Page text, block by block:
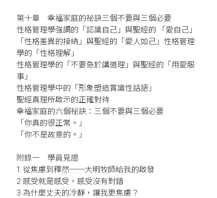
第十章 幸福家庭的祕訣三個不要與三個必要
性格管理學強調的「認識自己」與聖經的 「愛自己」
「性格差異的接納」與聖經的「愛人如己」性格管理
學的「性格理解」
性格管理學的「不要急於講道理」與聖經的「用愛服
事」
性格管理學中的「形象塑造賞識性話語」
聖經真理所啟示的正確對待
幸福家庭的六個祕訣：三個不要與三個必要
「你真的很正常。」
「你不是故意的。」
附錄一 學員見證
1 從焦慮到釋然──大明牧師給我的啟發
2 感受就是感受，感受沒有對錯
3 為什麼丈夫的冷靜，讓我更焦慮？